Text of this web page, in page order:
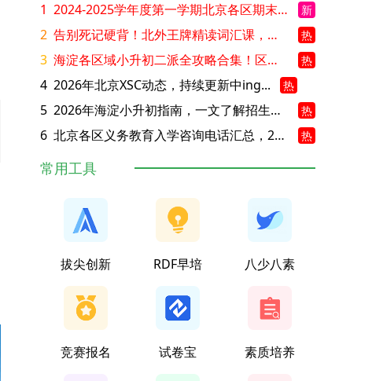
1 2024-2025学年度第一学期北京各区期末考试真题试卷汇总 新
2 告别死记硬背！北外王牌精读词汇课，帮孩子突破英语词汇难关 热
3 海淀各区域小升初二派全攻略合集！区域一至五志愿填报、升学策略详解 热
4 2026年北京XSC动态，持续更新中ing... 热
5 2026年海淀小升初指南，一文了解招生政策要点 热
6 北京各区义务教育入学咨询电话汇总，25年小升初家长提前收藏 热
常用工具
拔尖创新 RDF早培 八少八素
竞赛报名 试卷宝 素质培养